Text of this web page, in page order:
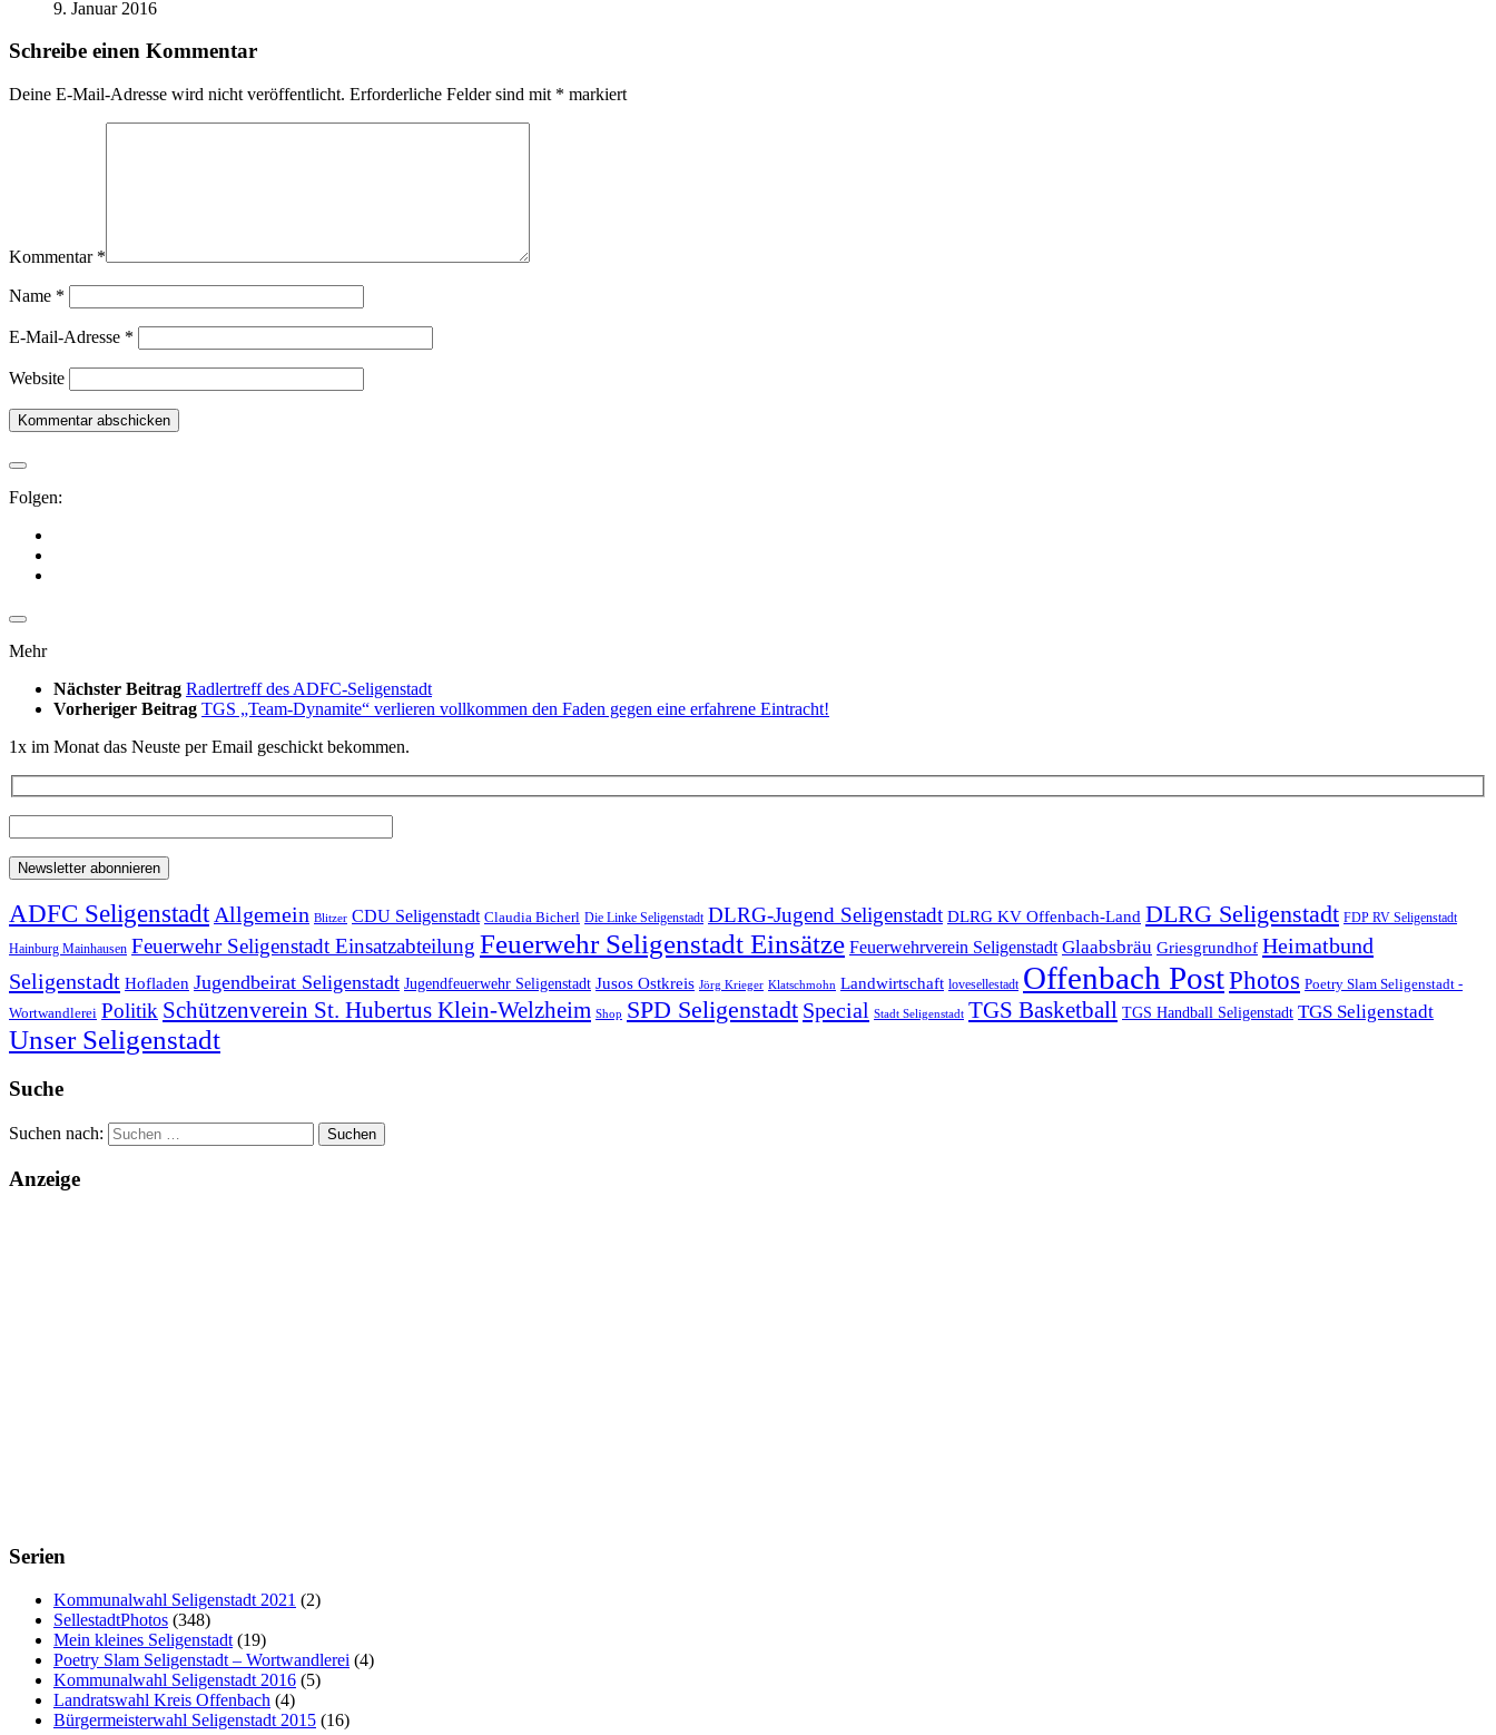
9. Januar 2016
Schreibe einen Kommentar
Deine E-Mail-Adresse wird nicht veröffentlicht. Erforderliche Felder sind mit * markiert
Kommentar *
Name *
E-Mail-Adresse *
Website
Folgen:
Mehr
Nächster Beitrag Radlertreff des ADFC-Seligenstadt
Vorheriger Beitrag TGS „Team-Dynamite“ verlieren vollkommen den Faden gegen eine erfahrene Eintracht!
1x im Monat das Neuste per Email geschickt bekommen.
ADFC SeligenstadtAllgemein Blitzer CDU Seligenstadt Claudia Bicherl Die Linke Seligenstadt DLRG-Jugend Seligenstadt DLRG KV Offenbach-Land DLRG Seligenstadt FDP RV Seligenstadt
Hainburg Mainhausen Feuerwehr Seligenstadt Einsatzabteilung Feuerwehr Seligenstadt Einsätze Feuerwehrverein Seligenstadt Glaabsbräu Griesgrundhof Heimatbund
Seligenstadt Hofladen Jugendbeirat Seligenstadt Jugendfeuerwehr Seligenstadt Jusos Ostkreis Jörg Krieger Klatschmohn Landwirtschaft lovesellestadt Offenbach PostPhotos Poetry Slam Seligenstadt -
Wortwandlerei Politik Schützenverein St. Hubertus Klein-Welzheim Shop SPD Seligenstadt Special Stadt Seligenstadt TGS Basketball TGS Handball Seligenstadt TGS Seligenstadt
Unser Seligenstadt
Suche
Suchen nach:
Anzeige
Serien
Kommunalwahl Seligenstadt 2021 (2)
SellestadtPhotos (348)
Mein kleines Seligenstadt (19)
Poetry Slam Seligenstadt – Wortwandlerei (4)
Kommunalwahl Seligenstadt 2016 (5)
Landratswahl Kreis Offenbach (4)
Bürgermeisterwahl Seligenstadt 2015 (16)